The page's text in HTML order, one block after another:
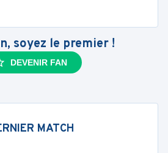
soyez le premier !
DEVENIR FAN
MATCH